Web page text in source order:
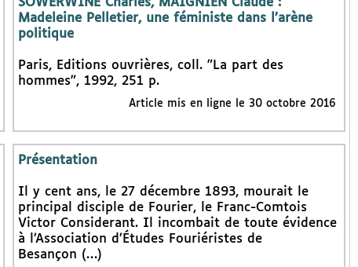
SOWERWINE Charles, MAIGNIEN Claude :
Madeleine Pelletier, une féministe dans l’arène
politique
Paris, Editions ouvrières, coll. "La part des
hommes", 1992, 251 p.
Article mis en ligne le 30 octobre 2016
Présentation
Il y cent ans, le 27 décembre 1893, mourait le
principal disciple de Fourier, le Franc-Comtois
Victor Considerant. Il incombait de toute évidence
à l’Association d’Études Fouriéristes de
Besançon (…)